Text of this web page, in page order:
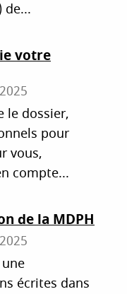
de...
votre
le dossier,
pour
vous,
compte...
de la MDPH
écrites dans